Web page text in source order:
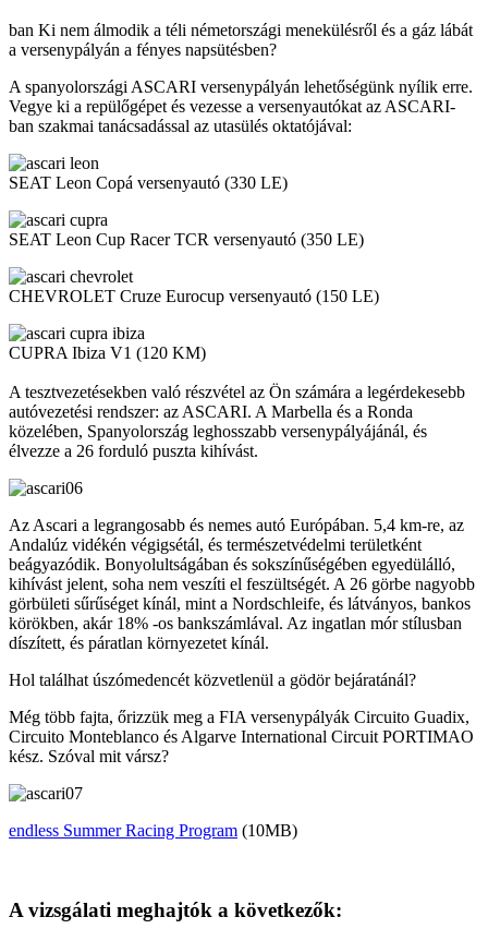
ban Ki nem álmodik a téli németországi menekülésről és a gáz lábát
a versenypályán a fényes napsütésben?
A spanyolországi ASCARI versenypályán lehetőségünk nyílik erre.
Vegye ki a repülőgépet és vezesse a versenyautókat az ASCARI-
ban szakmai tanácsadással az utasülés oktatójával:
SEAT Leon Copá versenyautó (330 LE)
SEAT Leon Cup Racer TCR versenyautó (350 LE)
CHEVROLET Cruze Eurocup versenyautó (150 LE)
CUPRA Ibiza V1 (120 KM)
A tesztvezetésekben való részvétel az Ön számára a legérdekesebb
autóvezetési rendszer: az ASCARI. A Marbella és a Ronda
közelében, Spanyolország leghosszabb versenypályájánál, és
élvezze a 26 forduló puszta kihívást.
Az Ascari a legrangosabb és nemes autó Európában. 5,4 km-re, az
Andalúz vidékén végigsétál, és természetvédelmi területként
beágyazódik. Bonyolultságában és sokszínűségében egyedülálló,
kihívást jelent, soha nem veszíti el feszültségét. A 26 görbe nagyobb
görbületi sűrűséget kínál, mint a Nordschleife, és látványos, bankos
körökben, akár 18% -os bankszámlával. Az ingatlan mór stílusban
díszített, és páratlan környezetet kínál.
Hol találhat úszómedencét közvetlenül a gödör bejáratánál?
Még több fajta, őrizzük meg a FIA versenypályák Circuito Guadix,
Circuito Monteblanco és Algarve International Circuit PORTIMAO
kész. Szóval mit vársz?
endless Summer Racing Program (10MB)
A vizsgálati meghajtók a következők: